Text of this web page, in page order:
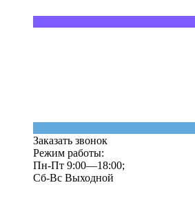
Заказать звонок
Режим работы:
Пн-Пт 9:00—18:00;
Сб-Вс Выходной